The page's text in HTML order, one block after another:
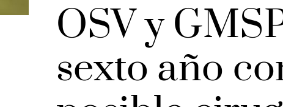
OSV y
sexto año